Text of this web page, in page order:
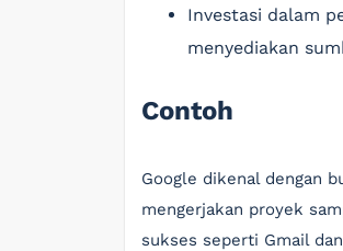
Investasi dalam
menyediakan
Contoh
Google dikenal dengan
mengerjakan proyek
sukses seperti Gmail